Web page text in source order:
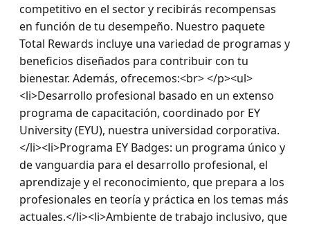
competitivo en el sector y recibirás recompensas
en función de tu desempeño. Nuestro paquete
Total Rewards incluye una variedad de programas y
beneficios diseñados para contribuir con tu
bienestar. Además, ofrecemos:<br> </p><ul>
<li>Desarrollo profesional basado en un extenso
programa de capacitación, coordinado por EY
University (EYU), nuestra universidad corporativa.
</li><li>Programa EY Badges: un programa único y
de vanguardia para el desarrollo profesional, el
aprendizaje y el reconocimiento, que prepara a los
profesionales en teoría y práctica en los temas más
actuales.</li><li>Ambiente de trabajo inclusivo, que